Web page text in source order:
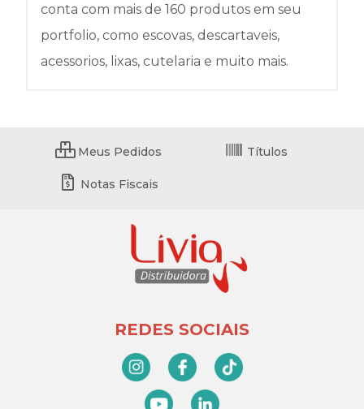
conta com mais de 160 produtos em seu
portfolio, como escovas, descartaveis,
acessorios, lixas, cutelaria e muito mais.
Meus Pedidos Títulos
Notas Fiscais
REDES SOCIAIS